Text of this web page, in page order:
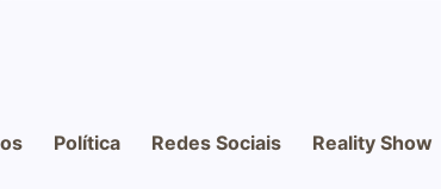
Política Redes Sociais Reality Show